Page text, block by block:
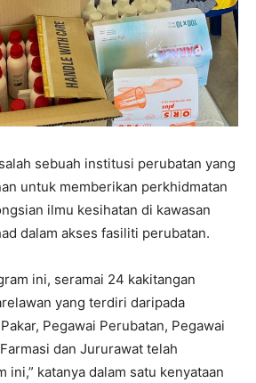
sebuah institusi perubatan yang
untuk memberikan perkhidmatan
ilmu kesihatan di kawasan
dalam akses fasiliti perubatan.
ini, seramai 24 kakitangan
yang terdiri daripada
Pegawai Perubatan, Pegawai
dan Jururawat telah
ini,” katanya dalam satu kenyataan